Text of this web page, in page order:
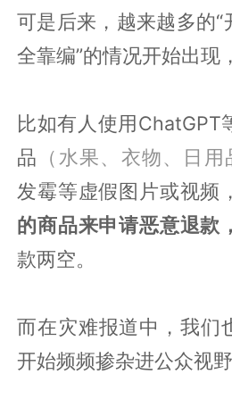
可是后来，越来越多的
全靠编”的情况开始出现
比如有人使用ChatGPT
品 （水果、衣物、日用
发霉等虚假图片或视频
的商品来申请恶意退款，
款两空。
而在灾难报道中，我们
开始频频掺杂进公众视野